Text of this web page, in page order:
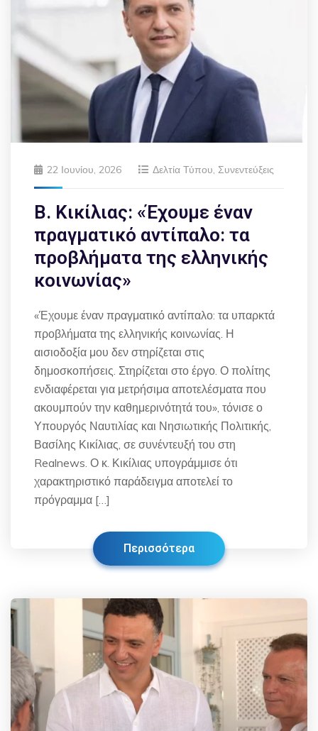
22 Ιουνίου, 2026 Δελτία Τύπου, Συνεντεύξεις
Β. Κικίλιας: «Έχουμε έναν
πραγματικό αντίπαλο: τα
προβλήματα της ελληνικής
κοινωνίας»
«Έχουμε έναν πραγματικό αντίπαλο: τα υπαρκτά
προβλήματα της ελληνικής κοινωνίας. Η
αισιοδοξία μου δεν στηρίζεται στις
δημοσκοπήσεις. Στηρίζεται στο έργο. Ο πολίτης
ενδιαφέρεται για μετρήσιμα αποτελέσματα που
ακουμπούν την καθημερινότητά του», τόνισε ο
Υπουργός Ναυτιλίας και Νησιωτικής Πολιτικής,
Βασίλης Κικίλιας, σε συνέντευξή του στη
Realnews. Ο κ. Κικίλιας υπογράμμισε ότι
χαρακτηριστικό παράδειγμα αποτελεί το
πρόγραμμα […]
Περισσότερα